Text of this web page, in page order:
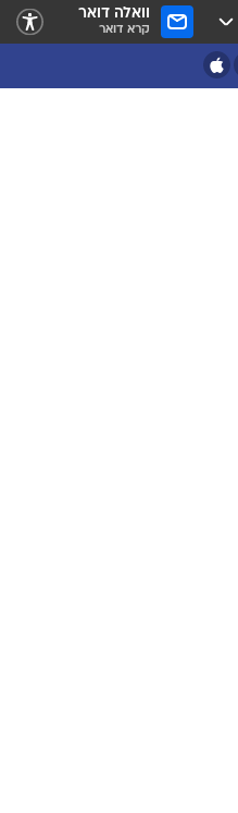
וואלה דואר
קרא דואר